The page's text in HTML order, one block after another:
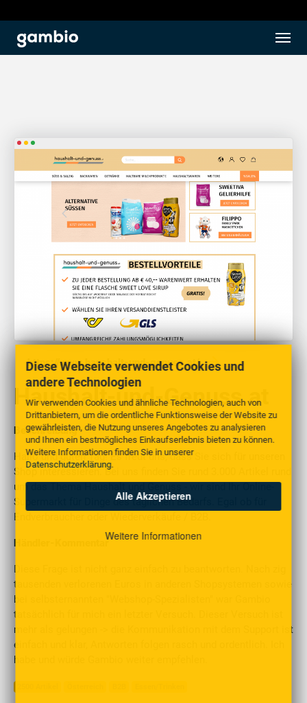
Diese Webseite verwendet Cookies und
andere Technologien
Wir verwenden Cookies und ähnliche Technologien, auch von
Drittanbietern, um die ordentliche Funktionsweise der Website zu
gewährleisten, die Nutzung unseres Angebotes zu analysieren
und Ihnen ein bestmögliches Einkaufserlebnis bieten zu können.
Weitere Informationen finden Sie in unserer
Datenschutzerklärung.
Alle Akzeptieren
Weitere Informationen
https://www.haushalt-und-genuss.at/
Haushalt-und-Genuss.at
Beschreibung
Hallo und guten Tag! Es freut uns, dass Sie sich für unseren
Shop interessieren. Bei uns finden Sie rund 3.000 Artikel rund
um das Thema Haushalt und Genuss - wir sind Ihr Online-
Supermarkt für Dinge des täglichen Bedarfs. Egal ob für
Endverbraucher oder Wiederverkäufe / B2B.
Händler-Kommentar
Diese Frage ist nicht ganz einfach zu beantworten. Nach zig
tausenden verlorenen Euros in anderen Shopsystemen sowie
bei selbsternannten "Webshop-Spezialisten" war Gambio
tatsächlich für mich ein letzter Versuch. Dieser Versuch ist
mehr als gelungen -> die Kommunikation mit dem Support ist
einfach und klar, Antworten folgen rasch und ordentlich. Ich
habe und würde Gambio weiter empfehlen.